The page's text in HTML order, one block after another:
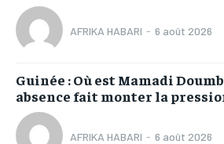
AFRIKA HABARI - 6 août 2026
Guinée : Où est Mamadi
absence fait monter la
AFRIKA HABARI - 6 août 2026